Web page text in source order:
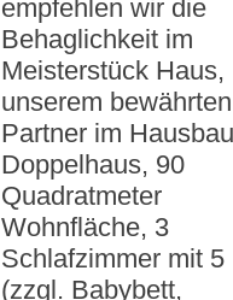
empfehlen wir die
Behaglichkeit im
Meisterstück Haus,
unserem bewährten
Partner im
Doppelhaus, 90
Quadratmeter
Wohnfläche, 3
Schlafzimmer mit 5
(zzgl. Babybett,